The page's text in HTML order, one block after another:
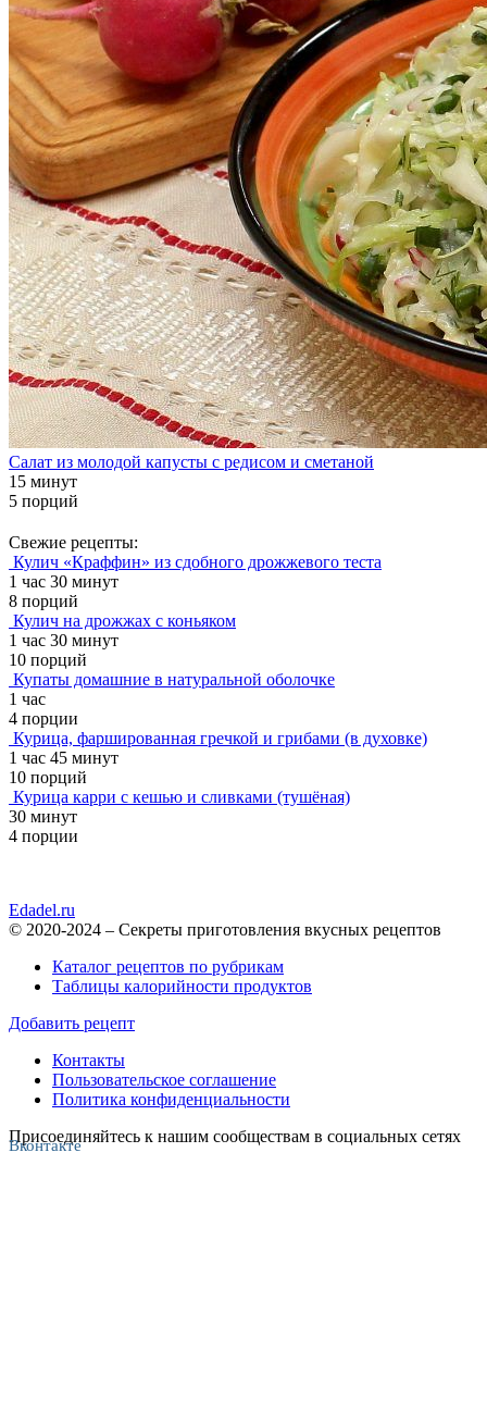
Салат из молодой капусты с редисом и сметаной
15 минут
5 порций
Свежие рецепты:
Кулич «Краффин» из сдобного дрожжевого теста
1 час 30 минут
8 порций
Кулич на дрожжах с коньяком
1 час 30 минут
10 порций
Купаты домашние в натуральной оболочке
1 час
4 порции
Курица, фаршированная гречкой и грибами (в духовке)
1 час 45 минут
10 порций
Курица карри с кешью и сливками (тушёная)
30 минут
4 порции
Edadel.ru
© 2020-2024 – Секреты приготовления вкусных рецептов
Каталог рецептов по рубрикам
Таблицы калорийности продуктов
Добавить рецепт
Контакты
Пользовательское соглашение
Политика конфиденциальности
Присоединяйтесь к нашим сообществам в социальных сетях
Вконтакте